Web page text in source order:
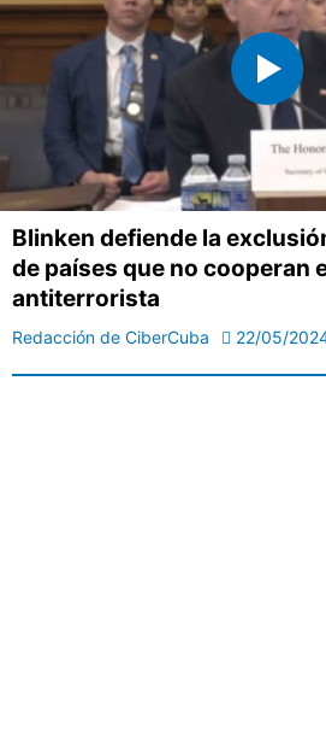
Blinken defiende la
de países que no cooperan
antiterrorista
Redacción de CiberCuba 22/05/